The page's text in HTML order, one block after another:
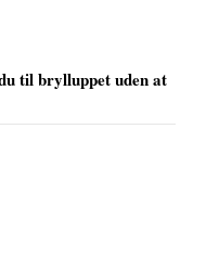
til brylluppet uden at